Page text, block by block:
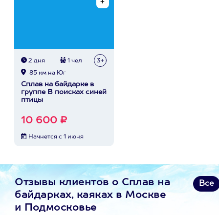
2 дня 1 чел 3+
85 км на Юг
Сплав на байдарке в
группе В поисках синей
птицы
10 600 ₽
Начнется с 1 июня
Отзывы клиентов о Сплав на
байдарках, каяках в Москве
и Подмосковье
Все